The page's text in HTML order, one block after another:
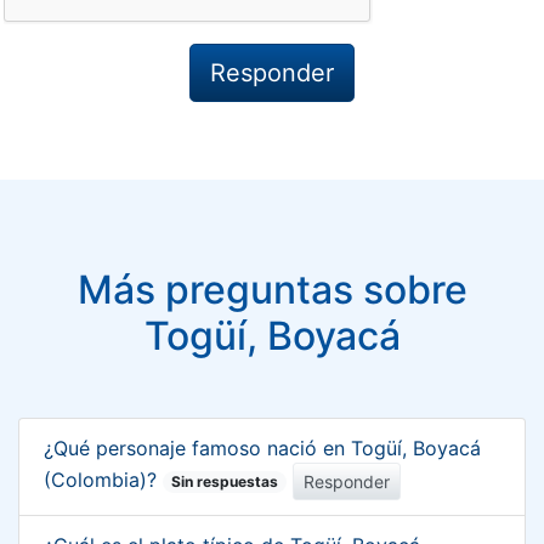
Más preguntas sobre
Togüí, Boyacá
¿Qué personaje famoso nació en Togüí, Boyacá
(Colombia)?
Sin respuestas Responder